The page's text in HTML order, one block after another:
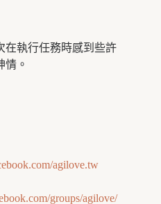
在執行任務時感到些許
情。
agilove.tw
groups/agilove/